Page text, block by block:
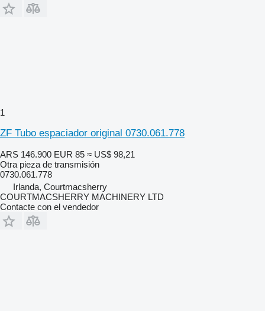
1
ZF Tubo espaciador original 0730.061.778
ARS 146.900 EUR 85 ≈ US$ 98,21
Otra pieza de transmisión
0730.061.778
Irlanda, Courtmacsherry
COURTMACSHERRY MACHINERY LTD
Contacte con el vendedor